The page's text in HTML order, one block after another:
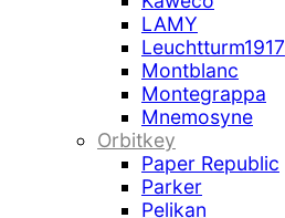
LAMY
Leuchtturm1917
Montblanc
Montegrappa
Mnemosyne
Orbitkey
Paper Republic
Parker
Pelikan